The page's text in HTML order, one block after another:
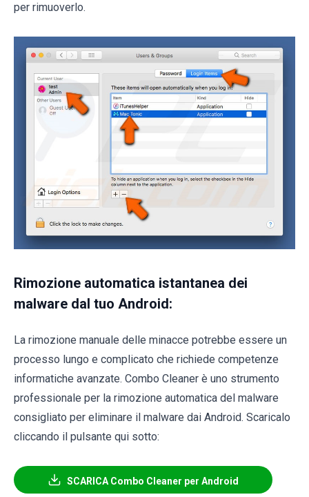
per rimuoverlo.
Rimozione automatica istantanea dei
malware dal tuo Android:
La rimozione manuale delle minacce potrebbe essere un
processo lungo e complicato che richiede competenze
informatiche avanzate. Combo Cleaner è uno strumento
professionale per la rimozione automatica del malware
consigliato per eliminare il malware dai Android. Scaricalo
cliccando il pulsante qui sotto:
SCARICA Combo Cleaner per Android